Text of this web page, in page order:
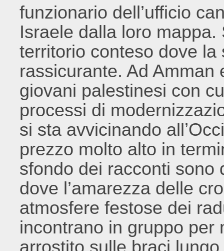
funzionario dell’ufficio
Israele dalla loro
territorio conteso dove
rassicurante. Ad
giovani palestinesi con
processi di
si sta avvicinando
prezzo molto alto in
sfondo dei racconti sono
dove l’amarezza delle
atmosfere festose dei
incontrano in gruppo per
arrostito sulle braci